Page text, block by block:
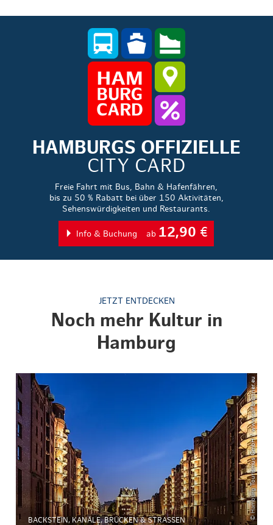
HAMBURGS OFFIZIELLE
CITY CARD
Freie Fahrt mit Bus, Bahn & Hafenfähren,
bis zu 50 % Rabatt bei über 150 Aktivitäten,
Sehenswürdigkeiten und Restaurants.
Info & Buchung ab 12,90 €
JETZT ENTDECKEN
Noch mehr Kultur in
Hamburg
© Hamburg Tourismus GmbH / www.ralfbrunner.eu
BACKSTEIN, KANÄLE, BRÜCKEN & STRASSEN